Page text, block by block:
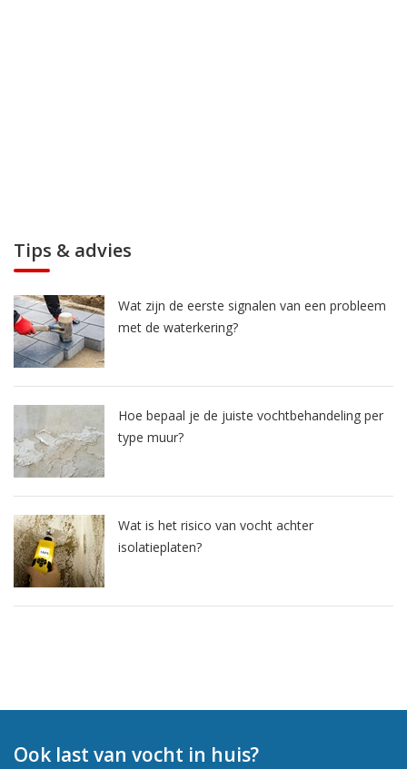
Tips & advies
Wat zijn de eerste signalen van een probleem
met de waterkering?
Hoe bepaal je de juiste vochtbehandeling per
type muur?
Wat is het risico van vocht achter
isolatieplaten?
Ook last van vocht in huis?